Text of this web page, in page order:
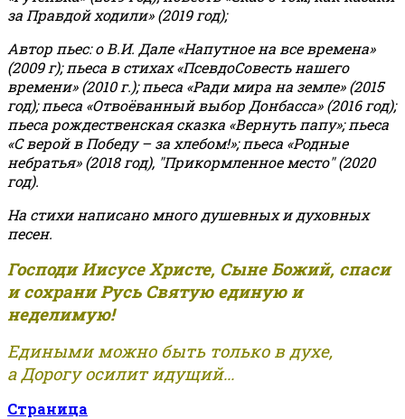
за Правдой ходили» (2019 год);
Автор пьес: о В.И. Дале «Напутное на все времена»
(2009 г); пьеса в стихах «ПсевдоСовесть нашего
времени» (2010 г.); пьеса «Ради мира на земле» (2015
год); пьеса «Отвоёванный выбор Донбасса» (2016 год);
пьеса рождественская сказка «Вернуть папу»; пьеса
«С верой в Победу – за хлебом!»;пьеса «Родные
небратья» (2018 год), "Прикормленное место" (2020
год).
На стихи написано много душевных и духовных
песен.
Господи Иисусе Христе, Сыне Божий, спаси
и сохрани Русь Святую единую и
неделимую!
Едиными можно быть только в духе,
а Дорогу осилит идущий...
Страница